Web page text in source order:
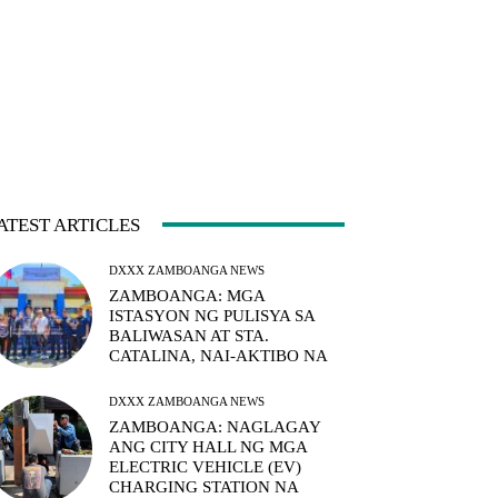
ARTICLES
DXXX ZAMBOANGA NEWS
ZAMBOANGA: MGA
ISTASYON NG PULISYA SA
BALIWASAN AT STA.
CATALINA, NAI-AKTIBO NA
DXXX ZAMBOANGA NEWS
ZAMBOANGA: NAGLAGAY
ANG CITY HALL NG MGA
ELECTRIC VEHICLE (EV)
CHARGING STATION NA